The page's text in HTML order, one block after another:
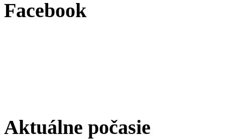
Facebook
Aktuálne počasie